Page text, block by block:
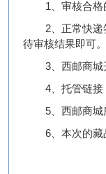
1、审核合格
2、 正常快
待审核结果即可。
3、西邮商城
4、托管链接
5、西邮商城
6 、本次的藏